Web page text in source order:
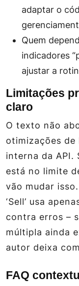
adaptar o
Quem
indicadores
ajustar a
Limitações
claro
O texto não
otimizações de
interna da API.
está no limite
vão mudar
‘Sell’ usa
contra erros –
múltipla ainda
autor deixa
FAQ